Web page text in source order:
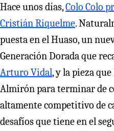
Hace unos días,Colo Colo
Cristián Riquelme.
puesta en el Huaso, un
Generación Dorada que
Arturo Vidal, y la pieza
Almirón para terminar de
altamente competitivo de
desafíos que tiene en el